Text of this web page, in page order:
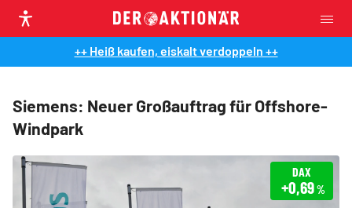
++ Heiß kaufen, eiskalt verdoppeln ++
Siemens: Neuer Großauftrag für Offshore-
Windpark
DAX
+0,69%